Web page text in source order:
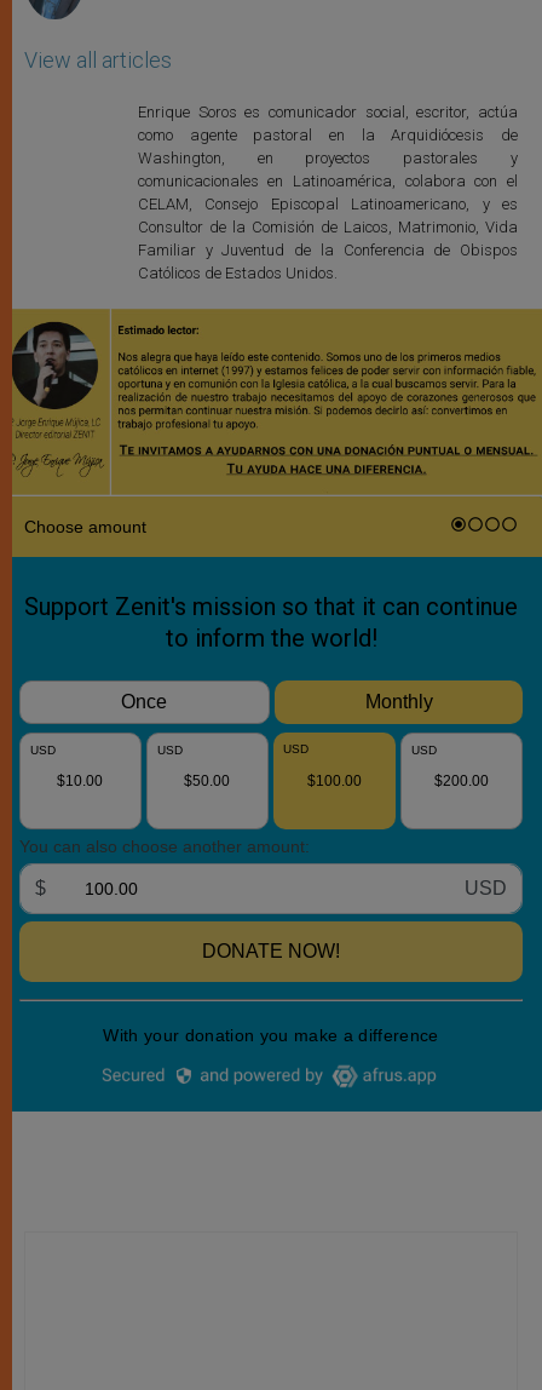
View all articles
Enrique Soros es comunicador social, escritor, actúa
como agente pastoral en la Arquidiócesis de
Washington, en proyectos pastorales y
comunicacionales en Latinoamérica, colabora con el
CELAM, Consejo Episcopal Latinoamericano, y es
Consultor de la Comisión de Laicos, Matrimonio, Vida
Familiar y Juventud de la Conferencia de Obispos
Católicos de Estados Unidos.